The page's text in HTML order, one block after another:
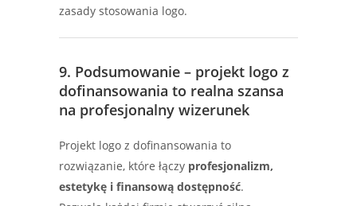
zasady stosowania logo.
9. Podsumowanie – projekt logo z
dofinansowania to realna szansa
na profesjonalny wizerunek
Projekt logo z dofinansowania to
rozwiązanie, które łączy profesjonalizm,
estetykę i finansową dostępność.